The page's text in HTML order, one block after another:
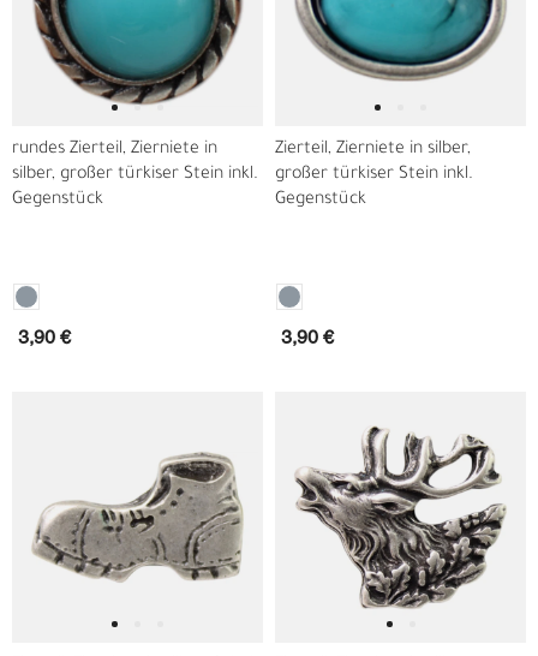
rundes Zierteil, Zierniete in
silber, großer türkiser Stein inkl.
Gegenstück
3,90 €
Zierteil, Zierniete in silber,
großer türkiser Stein inkl.
Gegenstück
3,90 €